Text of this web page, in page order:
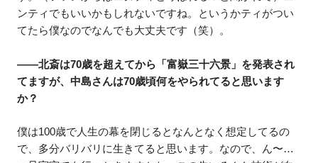
ンティでもいいかもしれないですね。というかティがつい
てたら僕なのでなんでも大丈夫です（笑）。
――北斎は70歳を超えてから「富嶽三十六景」を発表され
てますが、中島さんは70歳頃何をやられてると思います
か？
僕は100歳で人生の幕を閉じるとなんとなく想定してるの
で、多分バリバリに生きてると思います。なので、ん〜…